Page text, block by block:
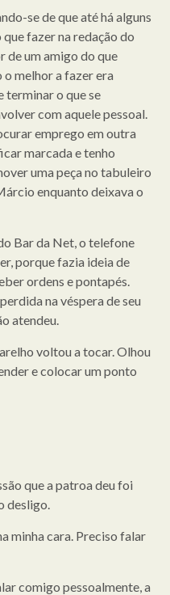
se de que até há alguns
fazer na redação do
de um amigo do que
melhor a fazer era
terminar o que se
com aquele pessoal.
emprego em outra
marcada e tenho
uma peça no tabuleiro
enquanto deixava o
Bar da Net, o telefone
porque fazia ideia de
ordens e pontapés.
na véspera de seu
atendeu.
voltou a tocar. Olhou
e colocar um ponto
que a patroa deu foi
desligo.
minha cara. Preciso falar
comigo pessoalmente, a